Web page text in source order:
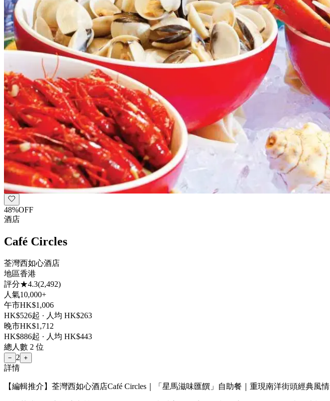
48%OFF
酒店
Café Circles
荃灣西如心酒店
地區香港
評分★4.3(2,492)
人氣10,000+
午市HK$1,006
HK$526起 · 人均 HK$263
晚市HK$1,712
HK$886起 · 人均 HK$443
總人數 2 位
− 2 +
詳情
【編輯推介】荃灣西如心酒店Café Circles｜「星馬滋味匯饌」自助餐｜重現南洋街頭經典風情